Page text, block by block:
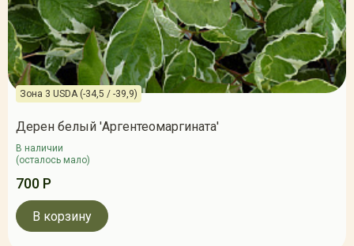
Зона 3 USDA (-34,5 / -39,9)
Дерен белый 'Аргентеомаргината'
В наличии
(осталось мало)
700 Р
В корзину